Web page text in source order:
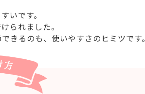
いです。
られました。
きるのも、使いやすさのヒミツです。